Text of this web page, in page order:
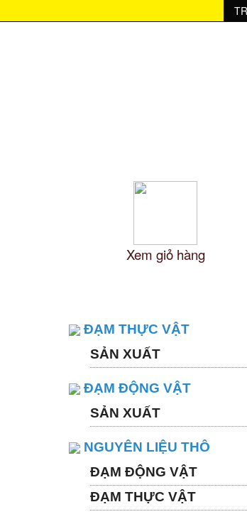
Xem giỏ hàng
ĐẠM THỰC VẬT
SẢN XUẤT
ĐẠM ĐỘNG VẬT
SẢN XUẤT
NGUYÊN LIỆU THÔ
ĐẠM ĐỘNG VẬT
ĐẠM THỰC VẬT